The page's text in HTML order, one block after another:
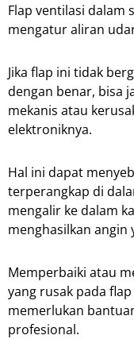
Flap ventilasi dalam
mengatur aliran
Jika flap ini tidak
dengan benar, bisa
mekanis atau
elektroniknya.
Hal ini dapat
terperangkap di
mengalir ke dalam
menghasilkan angin
Memperbaiki atau
yang rusak pada
memerlukan
profesional.